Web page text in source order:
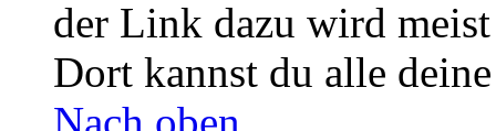
der Link dazu wird
Dort kannst du alle